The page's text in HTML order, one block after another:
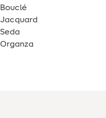
Bouclé
Jacquard
Seda
Organza